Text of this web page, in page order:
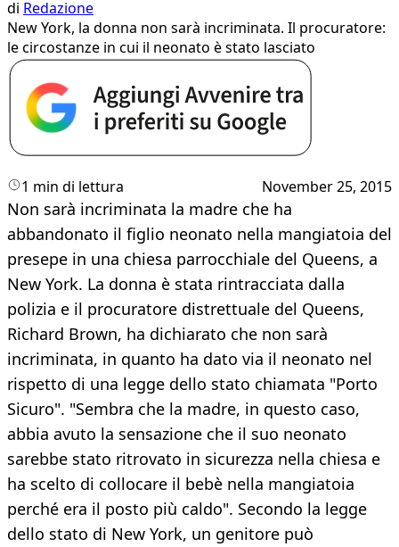
di Redazione
​New York, la donna non sarà incriminata. Il procuratore:
le circostanze in cui il neonato è stato lasciato
1 min di lettura November 25, 2015
Non sarà incriminata la madre che ha
abbandonato il figlio neonato nella mangiatoia del
presepe in una chiesa parrocchiale del Queens, a
New York. La donna è stata rintracciata dalla
polizia e il procuratore distrettuale del Queens,
Richard Brown, ha dichiarato che non sarà
incriminata, in quanto ha dato via il neonato nel
rispetto di una legge dello stato chiamata "Porto
Sicuro". "Sembra che la madre, in questo caso,
abbia avuto la sensazione che il suo neonato
sarebbe stato ritrovato in sicurezza nella chiesa e
ha scelto di collocare il bebè nella mangiatoia
perché era il posto più caldo". Secondo la legge
dello stato di New York, un genitore può